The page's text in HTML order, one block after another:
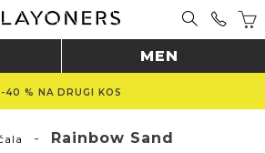
MEN
-40 % NA DRUGI KOS
- Rainbow Sand